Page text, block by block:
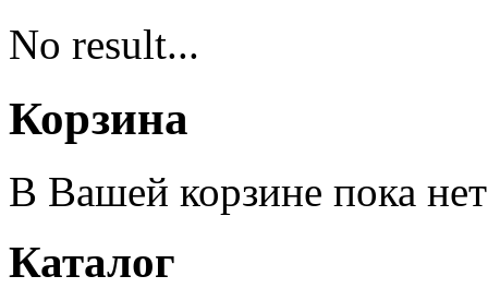
No result...
Корзина
В Вашей корзине пока
Каталог